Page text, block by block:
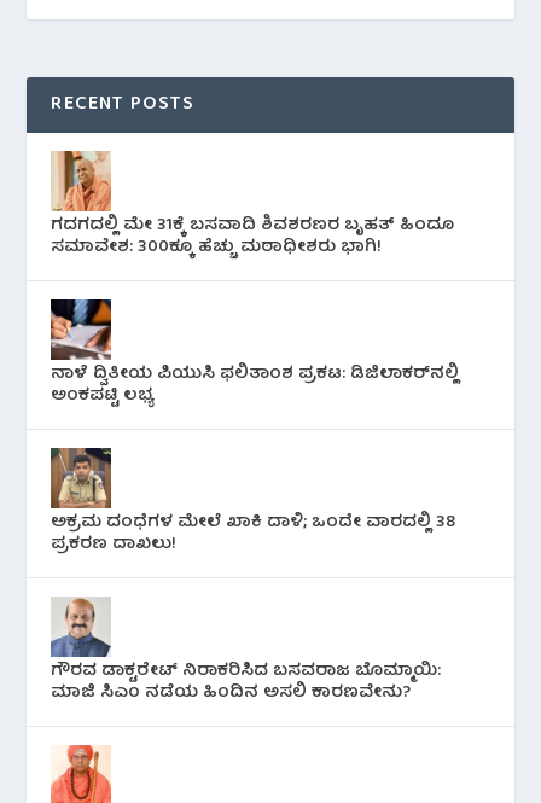
RECENT POSTS
ಗದಗದಲ್ಲಿ ಮೇ 31ಕ್ಕೆ ಬಸವಾದಿ ಶಿವಶರಣರ ಬೃಹತ್ ಹಿಂದೂ
ಸಮಾವೇಶ: 300ಕ್ಕೂ ಹೆಚ್ಚು ಮಠಾಧೀಶರು ಭಾಗಿ!
ನಾಳೆ ದ್ವಿತೀಯ ಪಿಯುಸಿ ಫಲಿತಾಂಶ ಪ್ರಕಟ: ಡಿಜಿಲಾಕರ್‌ನಲ್ಲಿ
ಅಂಕಪಟ್ಟಿ ಲಭ್ಯ
ಅಕ್ರಮ ದಂಧೆಗಳ ಮೇಲೆ ಖಾಕಿ ದಾಳಿ; ಒಂದೇ ವಾರದಲ್ಲಿ 38
ಪ್ರಕರಣ ದಾಖಲು!
ಗೌರವ ಡಾಕ್ಟರೇಟ್ ನಿರಾಕರಿಸಿದ ಬಸವರಾಜ ಬೊಮ್ಮಾಯಿ:
ಮಾಜಿ ಸಿಎಂ ನಡೆಯ ಹಿಂದಿನ ಅಸಲಿ ಕಾರಣವೇನು?